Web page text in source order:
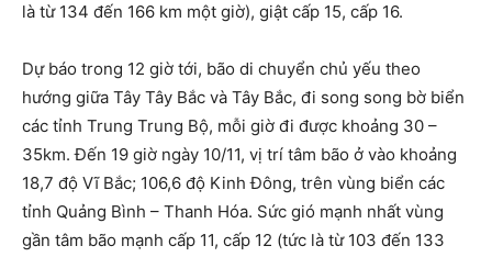
là từ 134 đến 166 km một giờ), giật cấp 15, cấp 16.
Dự báo trong 12 giờ tới, bão di chuyển chủ yếu theo
hướng giữa Tây Tây Bắc và Tây Bắc, đi song song bờ biển
các tỉnh Trung Trung Bộ, mỗi giờ đi được khoảng 30 –
35km. Đến 19 giờ ngày 10/11, vị trí tâm bão ở vào khoảng
18,7 độ Vĩ Bắc; 106,6 độ Kinh Đông, trên vùng biển các
tỉnh Quảng Bình – Thanh Hóa. Sức gió mạnh nhất vùng
gần tâm bão mạnh cấp 11, cấp 12 (tức là từ 103 đến 133